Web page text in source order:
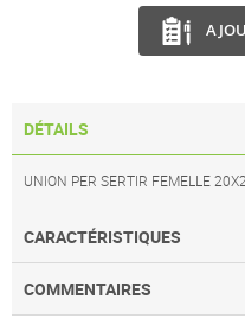
DÉTAILS
UNION PER SERTIR FEMELLE
CARACTÉRISTIQUES
COMMENTAIRES